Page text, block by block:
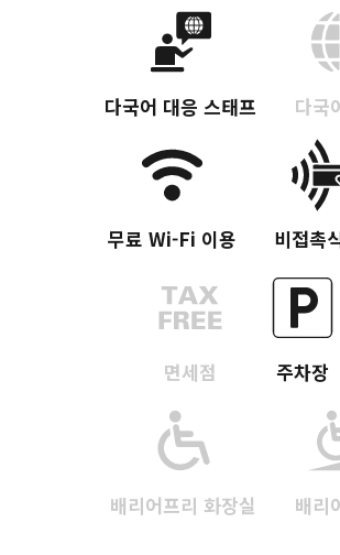
다국어 대응 스태프 다국
무료 Wi-Fi 이용 비접촉
면세점 주차장
배리어프리 화장실 배리
링크 복사